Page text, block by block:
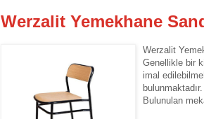
Werzalit Yemekhane
Werzalit
Genellikle bir
imal
Bulunulan